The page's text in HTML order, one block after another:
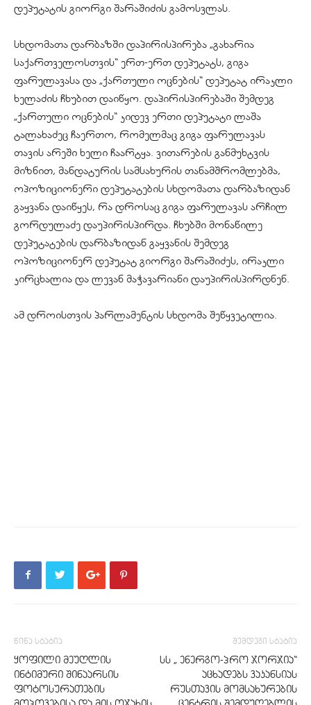
დეპუტატის გიორგი შარაშიძის გამოსვლას.
სხდომათა დარბაზში დაპირისპირება „გახარია
საქართველოსთვის“ ერთ-ერთ დეპუტატს, გიგა
ფარულავასა და „ქართული ოცნების“ დეპუტატ ირაკლი
ხელაძის ჩხუბით დაიწყო. დაპირისპირებაში შემდეგ
„ქართული ოცნების“ კიდევ ერთი დეპუტატი ლაშა
ტალახაძეც ჩაერთო, რომელმაც გიგა ფარულავას
თავის არეში ხელი ჩაარტყა. ვითარების განმუხტვის
მიზნით, მანდატურის სამსახურის თანამშრომლებმა,
ოპოზიციონერი დეპუტატების სხდომათა დარბაზიდან
გაყვანა დაიწყეს, რა დროსაც გიგა ფარულავას არჩილ
გორდულაძე დაუპირისპირდა. ჩხუბში მონაწილე
დეპუტატების დარბაზიდან გაყვანის შემდეგ
ოპოზიციონერ დეპუტატ გიორგი შარაშიძეს, ირაკლი
კირცხალია და ლევან მაჭავარიანი დაუპირისპირდნენ.
ამ დროისთვის პარლამენტის სხდომა შეწყვეტილია.
წინა სტატია
ყოფილი მეუღლის
ინტიმური შინაარსის
ფოტოსურათების
შემდეგი სტატია
სს „ ენერგო-პრო ჯორჯია“
აცხადებს ვაკანსიას
რუსთავის მომსახურების